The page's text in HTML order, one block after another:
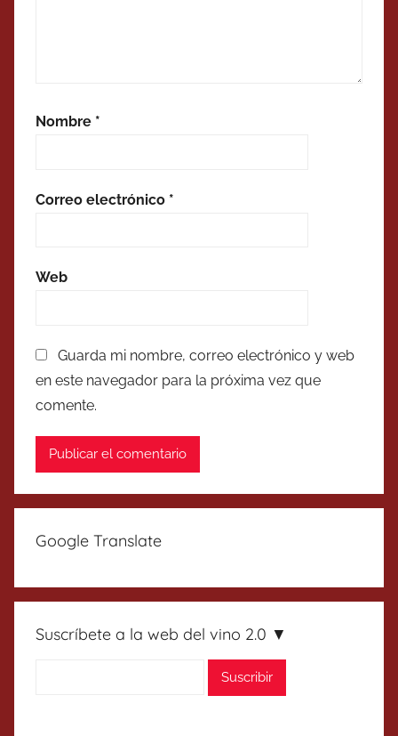
Nombre *
Correo electrónico *
Web
Guarda mi nombre, correo electrónico y web
en este navegador para la próxima vez que
comente.
Google Translate
Suscríbete a la web del vino 2.0 ▼